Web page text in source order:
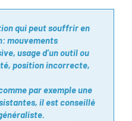
qui peut souffrir en
mouvements
usage d’un outil ou
position incorrecte,
par exemple une
il est conseillé